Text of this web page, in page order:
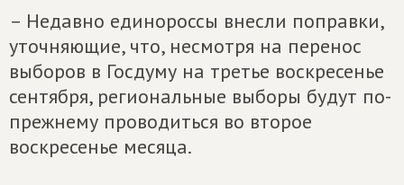
– Недавно единороссы внесли поправки,
уточняющие, что, несмотря на перенос
выборов в Госдуму на третье воскресенье
сентября, региональные выборы будут по-
прежнему проводиться во второе
воскресенье месяца.